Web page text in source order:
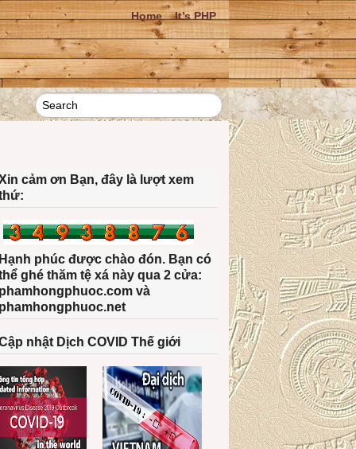
Home It’s PHP
cảm ơn Bạn, đây là lượt xem
phúc được chào đón. Bạn có
ghé thăm tệ xá này qua 2 cửa:
và
nhật Dịch COVID Thế giới